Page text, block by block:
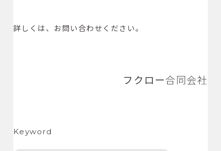
詳しくは、お問い合わせください。
フクロー合同会社
Keyword